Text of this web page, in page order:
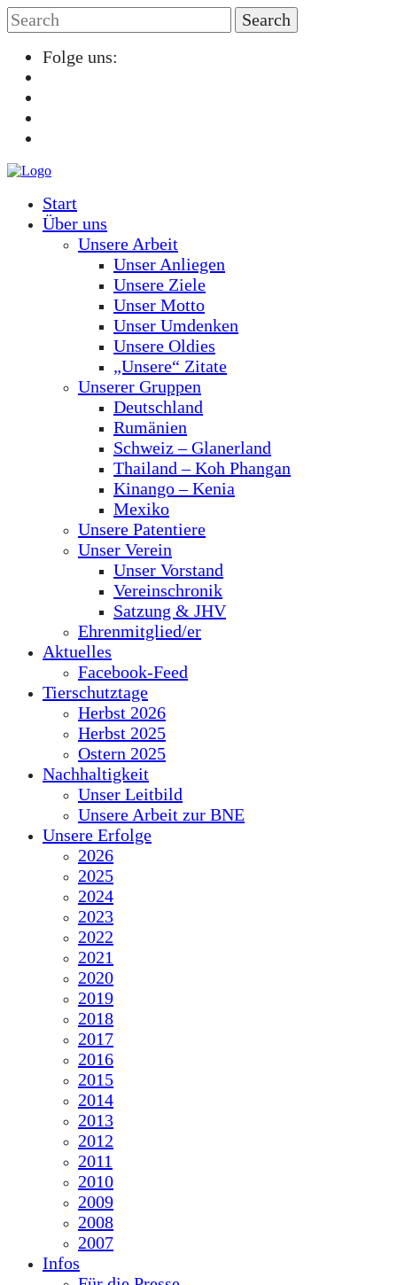
Folge uns:
Start
Über uns
Unsere Arbeit
Unser Anliegen
Unsere Ziele
Unser Motto
Unser Umdenken
Unsere Oldies
„Unsere“ Zitate
Unserer Gruppen
Deutschland
Rumänien
Schweiz – Glanerland
Thailand – Koh Phangan
Kinango – Kenia
Mexiko
Unsere Patentiere
Unser Verein
Unser Vorstand
Vereinschronik
Satzung & JHV
Ehrenmitglied/er
Aktuelles
Facebook-Feed
Tierschutztage
Herbst 2026
Herbst 2025
Ostern 2025
Nachhaltigkeit
Unser Leitbild
Unsere Arbeit zur BNE
Unsere Erfolge
2026
2025
2024
2023
2022
2021
2020
2019
2018
2017
2016
2015
2014
2013
2012
2011
2010
2009
2008
2007
Infos